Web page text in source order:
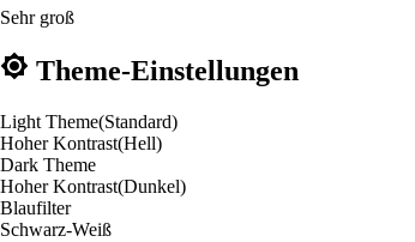
Sehr groß
Theme-Einstellungen
Light Theme(Standard)
Hoher Kontrast(Hell)
Dark Theme
Hoher Kontrast(Dunkel)
Blaufilter
Schwarz-Weiß